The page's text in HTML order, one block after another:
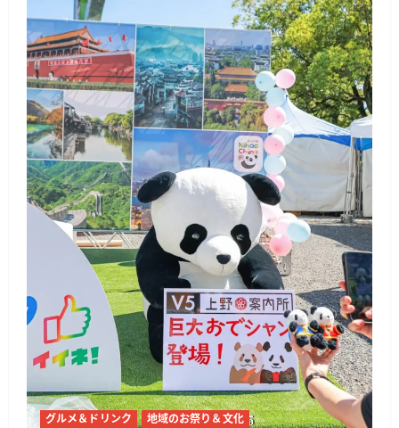
グルメ＆ドリンク 地域のお祭り＆文化